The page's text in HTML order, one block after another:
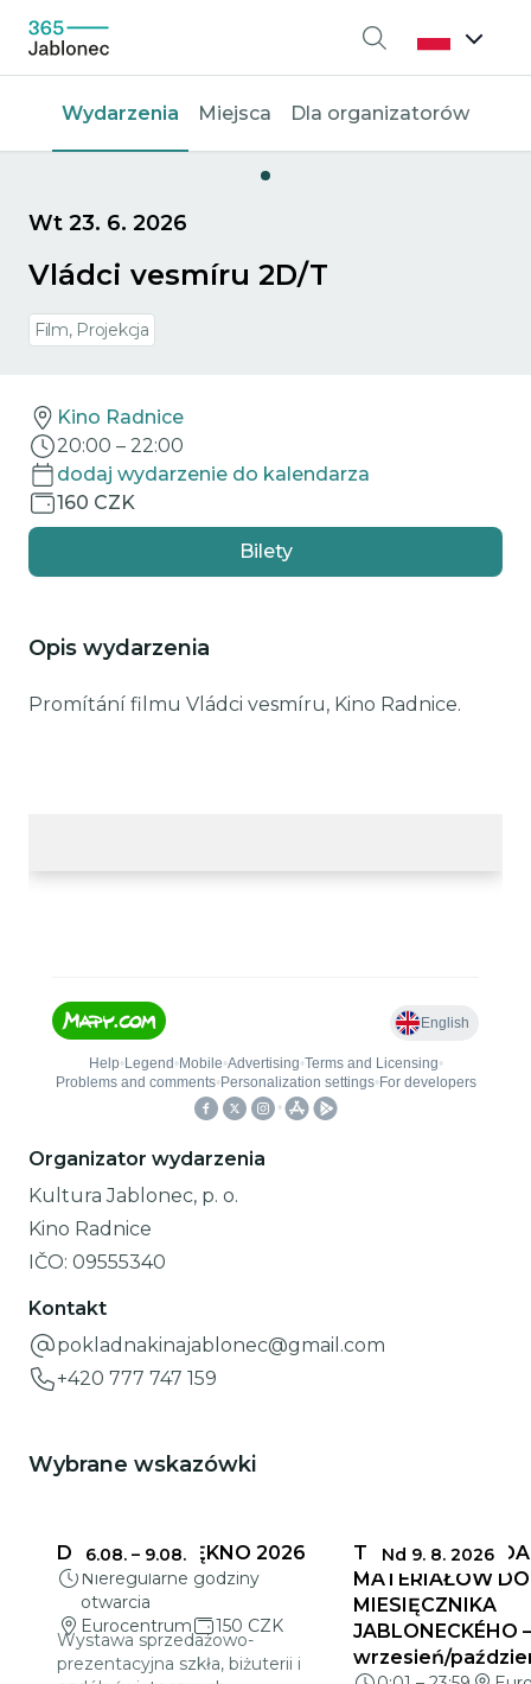
Wyszukiwanie
Wydarzenia Miejsca Dla organizatorów
Wt 23. 6. 2026
Vládci vesmíru 2D/T
Film, Projekcja
Kino Radnice
20:00 – 22:00
dodaj wydarzenie do kalendarza
160 CZK
Bilety
Opis wydarzenia
Promítání filmu Vládci vesmíru, Kino Radnice.
Organizator wydarzenia
Kultura Jablonec, p. o.
Kino Radnice
IČO: 09555340
Kontakt
pokladnakinajablonec@gmail.com
+420 777 747 159
Wybrane wskazówki
6.08. – 9.08.
DELIKATNE PIĘKNO 2026
Nieregularne godziny
otwarcia
Eurocentrum
150 CZK
Wystawa sprzedażowo-
prezentacyjna szkła, biżuterii i
Nd 9. 8. 2026
TERMINY
MATERIAŁÓW DO
MIESIĘCZNIKA
JABLONECKÉHO –
wrzesień/